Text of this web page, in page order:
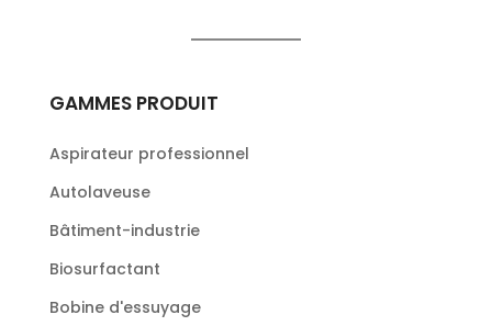
GAMMES PRODUIT
Aspirateur professionnel
Autolaveuse
Bâtiment-industrie
Biosurfactant
Bobine d'essuyage